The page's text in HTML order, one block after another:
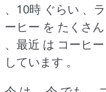
、10時 ぐらい 、
ーヒー を たくさ
、最近 は コーヒ
しています 。